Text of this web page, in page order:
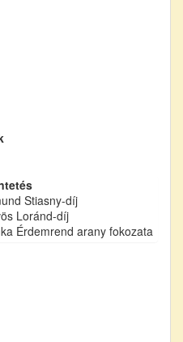
Stiasny-díj
Loránd-díj
Érdemrend arany fokozata